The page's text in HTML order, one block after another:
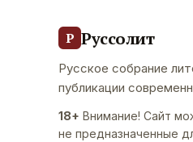
Р Руссолит
Русское собрание
публикации
18+ Внимание! Сайт
не предназначенные